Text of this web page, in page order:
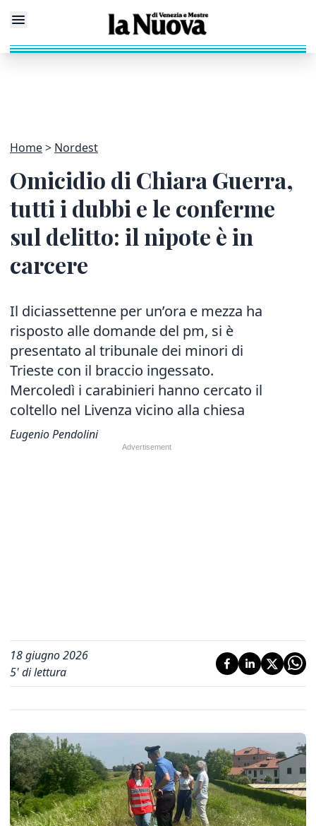
Home Nordest
Omicidio di Chiara Guerra,
tutti i dubbi e le conferme
sul delitto: il nipote è in
carcere
Il diciassettenne per un’ora e mezza ha
risposto alle domande del pm, si è
presentato al tribunale dei minori di
Trieste con il braccio ingessato.
Mercoledì i carabinieri hanno cercato il
coltello nel Livenza vicino alla chiesa
Eugenio Pendolini
18 giugno 2026
5' di lettura